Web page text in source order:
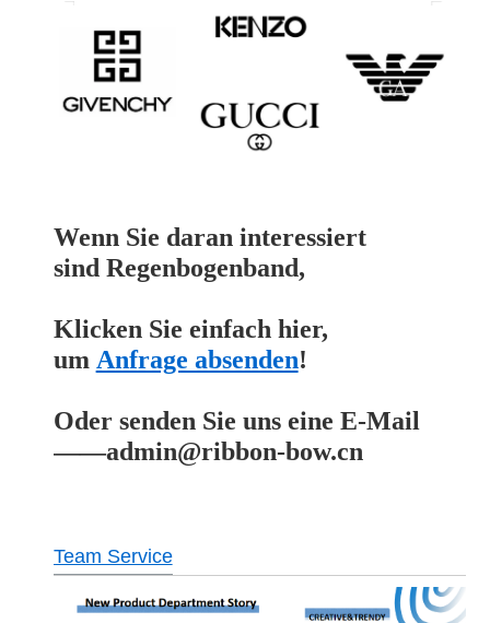
Wenn Sie daran interessiert
sind Regenbogenband,
Klicken Sie einfach hier,
um Anfrage absenden!
Oder senden Sie uns eine E-Mail
——admin@ribbon-bow.cn
Team Service